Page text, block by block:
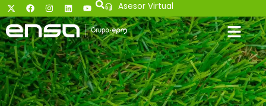
Asesor Virtual